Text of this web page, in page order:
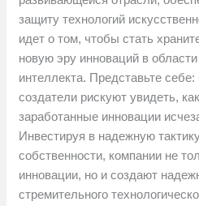
защиту технологий
идет о том, чтобы стать
новую эру инноваций в области
интеллекта. Представьте себе:
создатели рискуют увидеть,
заработанные инновации
Инвестируя в надежную
собственности, компании не
инновации, но и создают
стремительного